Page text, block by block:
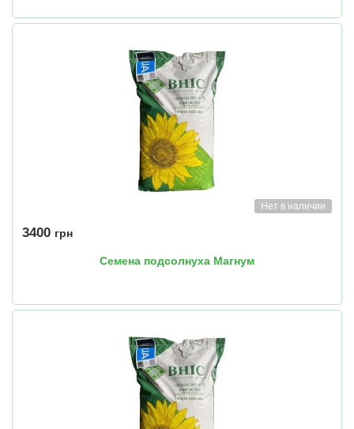
Нет в наличии
3400 грн
Семена подсолнуха Магнум